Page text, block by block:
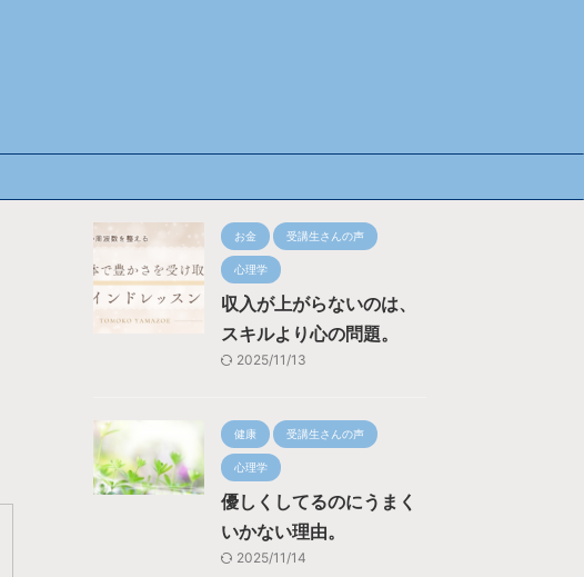
お金 受講生さんの声
心理学
収入が上がらないのは、
スキルより心の問題。
2025/11/13
健康 受講生さんの声
心理学
優しくしてるのにうまく
いかない理由。
2025/11/14